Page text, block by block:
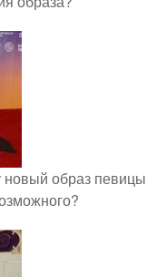
образ певицы